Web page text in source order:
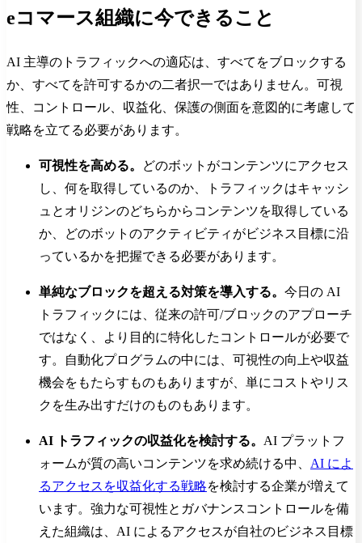
eコマース組織に今できること
AI 主導のトラフィックへの適応は、すべてをブロックする
か、すべてを許可するかの二者択一ではありません。可視
性、コントロール、収益化、保護の側面を意図的に考慮して
戦略を立てる必要があります。
可視性を高める。
どのボットがコンテンツにアクセス
し、何を取得しているのか、トラフィックはキャッシ
ュとオリジンのどちらからコンテンツを取得している
か、どのボットのアクティビティがビジネス目標に沿
っているかを把握できる必要があります。
単純なブロックを超える対策を導入する。 今日の AI
トラフィックには、従来の許可/ブロックのアプローチ
ではなく、より目的に特化したコントロールが必要で
す。自動化プログラムの中には、可視性の向上や収益
機会をもたらすものもありますが、単にコストやリス
クを生み出すだけのものもあります。
AI トラフィックの収益化を検討する。 AI プラットフ
ォームが質の高いコンテンツを求め続ける中、 AI によ
るアクセスを収益化する戦略を検討する企業が増えて
います。強力な可視性とガバナンスコントロールを備
えた組織は、AI によるアクセスが自社のビジネス目標